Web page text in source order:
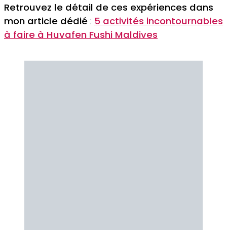
Retrouvez le détail de ces expériences dans
mon article dédié : 5 activités incontournables
à faire à Huvafen Fushi Maldives